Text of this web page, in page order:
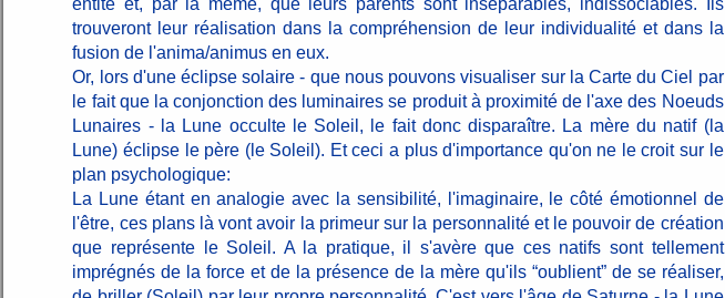
entité et, par là même, que leurs parents sont inséparables, indissociables. Ils
trouveront leur réalisation dans la compréhension de leur individualité et dans la
fusion de l'anima/animus en eux.
Or, lors d'une éclipse solaire - que nous pouvons visualiser sur la Carte du Ciel par
le fait que la conjonction des luminaires se produit à proximité de l'axe des Noeuds
Lunaires - la Lune occulte le Soleil, le fait donc disparaître. La mère du natif (la
Lune) éclipse le père (le Soleil). Et ceci a plus d'importance qu'on ne le croit sur le
plan psychologique:
La Lune étant en analogie avec la sensibilité, l'imaginaire, le côté émotionnel de
l'être, ces plans là vont avoir la primeur sur la personnalité et le pouvoir de création
que représente le Soleil. A la pratique, il s'avère que ces natifs sont tellement
imprégnés de la force et de la présence de la mère qu'ils “oublient” de se réaliser,